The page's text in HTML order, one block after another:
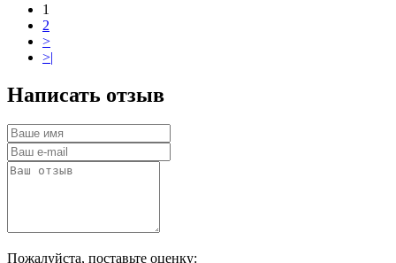
1
2
>
>|
Написать отзыв
Пожалуйста, поставьте оценку: